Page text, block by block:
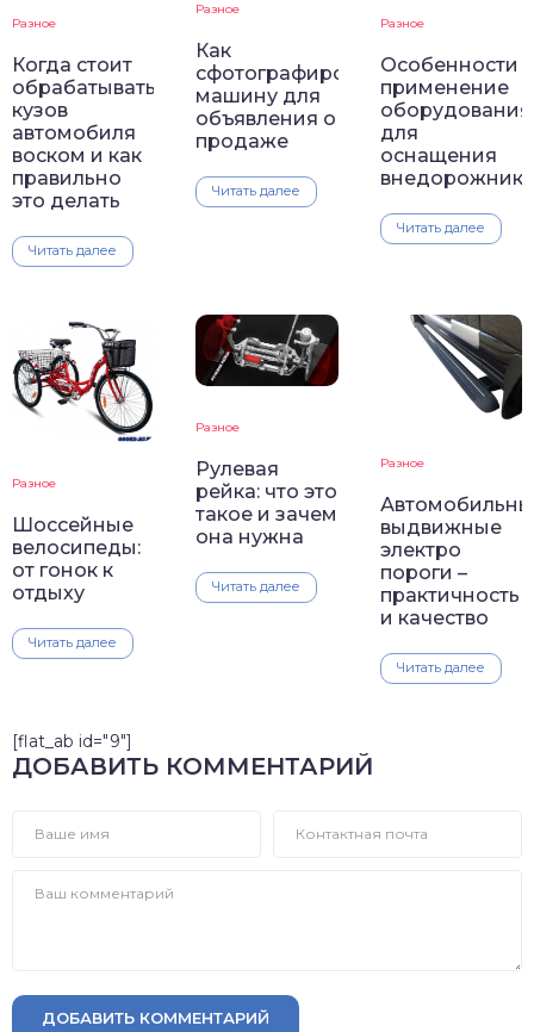
Разное
Когда стоит
обрабатывать
кузов
автомобиля
воском и как
правильно
это делать
Читать далее
Разное
Как
сфотографировать
машину для
объявления о
продаже
Читать далее
Разное
Особенности
применение
оборудования
для
оснащения
Читать далее
Разное
Шоссейные
велосипеды:
от гонок к
отдыху
Читать далее
Разное
Рулевая
рейка: что это
такое и зачем
она нужна
Читать далее
Разное
выдвижные
электро
пороги –
практичность
и качество
Читать далее
[flat_ab id="9"]
ДОБАВИТЬ КОММЕНТАРИЙ
ДОБАВИТЬ КОММЕНТАРИЙ